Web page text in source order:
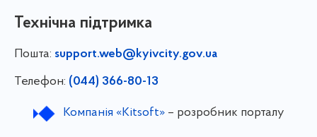
Технічна підтримка
Пошта: support.web@kyivcity.gov.ua
Телефон: (044) 366-80-13
Компанія «Kitsoft»– розробник порталу